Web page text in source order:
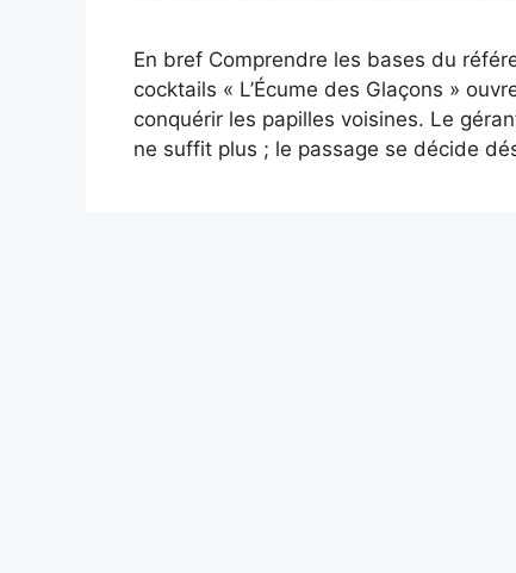
En bref Comprendre les bases du
cocktails « L’Écume des Glaçons »
conquérir les papilles voisines. Le
ne suffit plus ; le passage se décide